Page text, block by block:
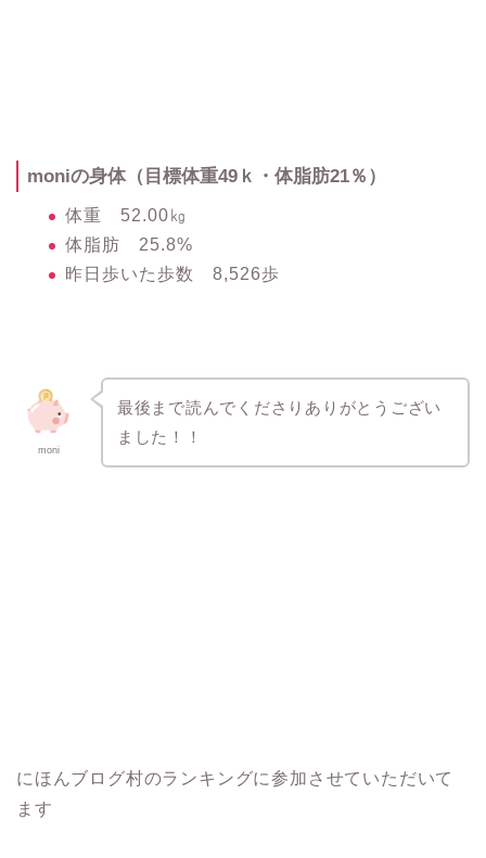
moniの身体（目標体重49ｋ・体脂肪21％）
体重 52.00㎏
体脂肪 25.8%
昨日歩いた歩数 8,526歩
moni
最後まで読んでくださりありがとうござい
ました！！
にほんブログ村のランキングに参加させていただいて
ます